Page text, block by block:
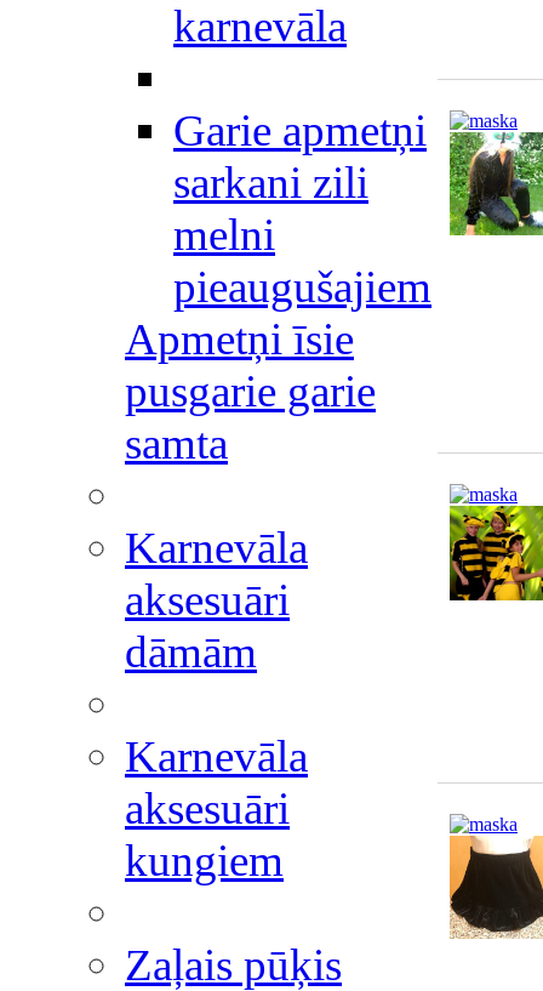
karnevāla
Garie apmetņi
sarkani zili
melni
pieaugušajiem
Apmetņi īsie
pusgarie garie
samta
Karnevāla
aksesuāri
dāmām
Karnevāla
aksesuāri
kungiem
Zaļais pūķis